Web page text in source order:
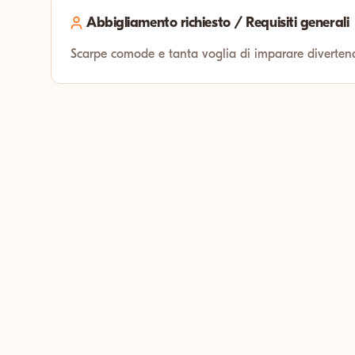
Abbigliamento richiesto / Requisiti generali
Scarpe comode e tanta voglia di imparare